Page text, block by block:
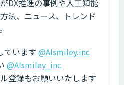
DX推進の事例や人工知能
法、ニュース、トレンド
ています @AIsmiley.inc
@AIsmiley_inc
登録もお願いいたします